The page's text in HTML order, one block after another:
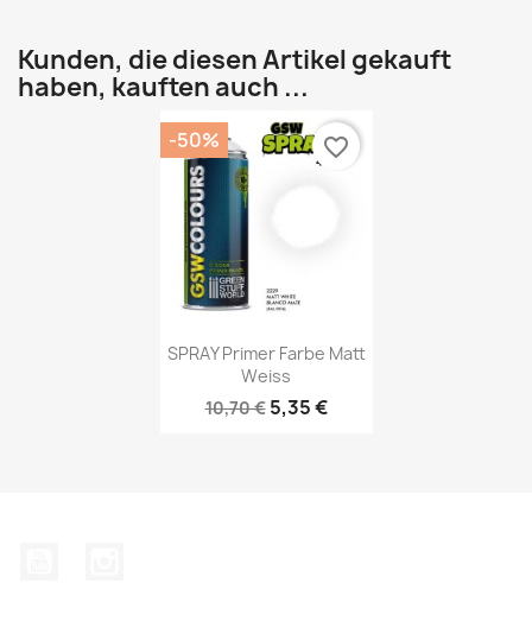
Kunden, die diesen Artikel gekauft
haben, kauften auch ...
Vorschau
SPRAY Primer Farbe Matt
Weiss
10,70 € 5,35 €
-50% favorite_border